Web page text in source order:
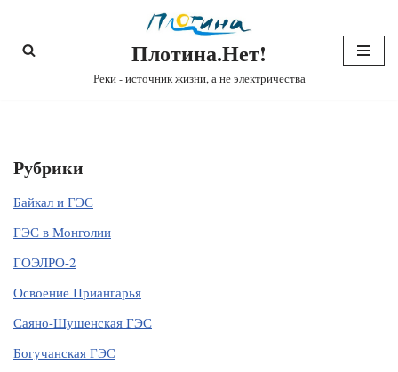
Перейти
Плотина.Нет!
Реки - источник жизни, а не электричества
Рубрики
Байкал и ГЭС
ГЭС в Монголии
ГОЭЛРО-2
Освоение Приангарья
Саяно-Шушенская ГЭС
Богучанская ГЭС